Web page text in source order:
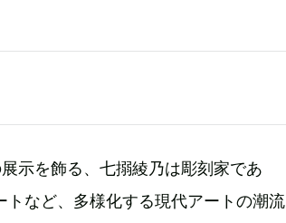
示を飾る、七搦綾乃は彫刻家であ
など、多様化する現代アートの潮流